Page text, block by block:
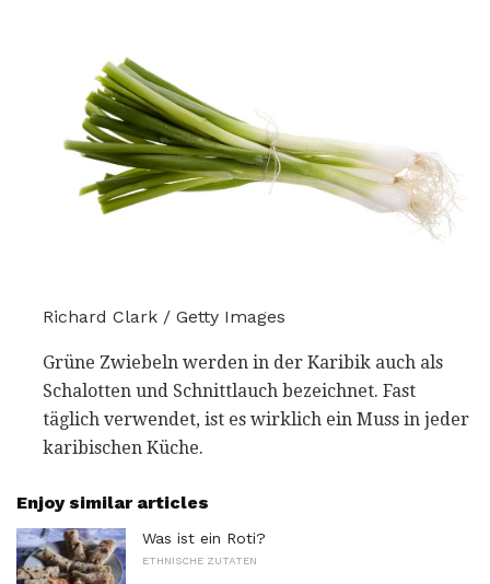
Richard Clark / Getty Images
Grüne Zwiebeln werden in der Karibik auch als
Schalotten und Schnittlauch bezeichnet. Fast
täglich verwendet, ist es wirklich ein Muss in jeder
karibischen Küche.
Enjoy similar articles
Was ist ein Roti?
ETHNISCHE ZUTATEN